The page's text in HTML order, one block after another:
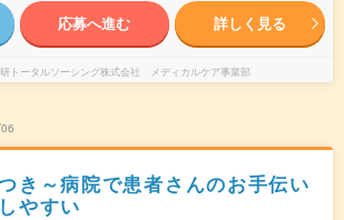
応募へ進む 詳しく見る
トータルソーシング株式会社 メディカルケア事業部
き～病院で患者さんのお手伝い
やすい